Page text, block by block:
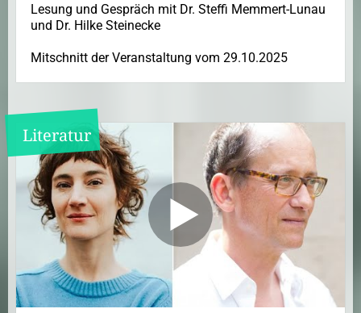
Lesung und Gespräch mit Dr. Steffi Memmert-Lunau
und Dr. Hilke Steinecke
Mitschnitt der Veranstaltung vom 29.10.2025
Literatur